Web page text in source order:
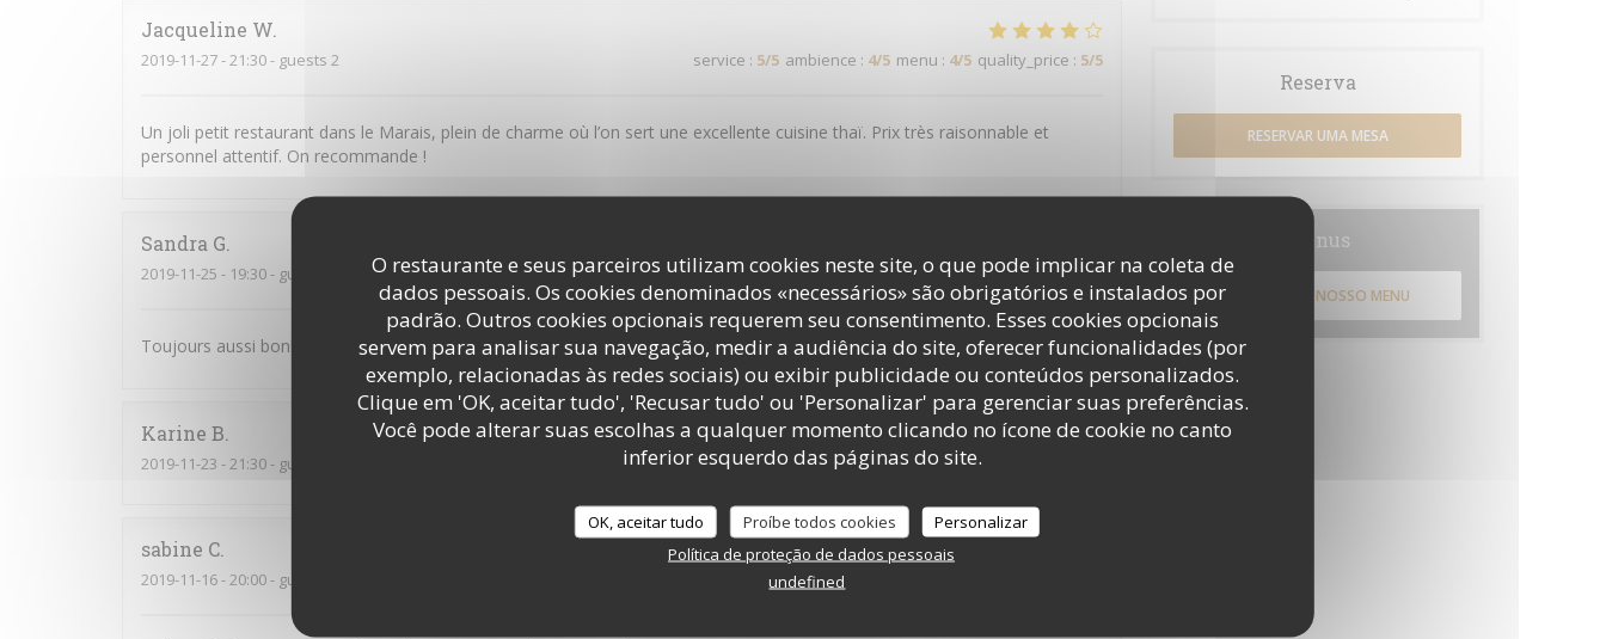
O restaurante e seus parceiros utilizam cookies neste site, o que pode implicar na coleta de
dados pessoais. Os cookies denominados «necessários» são obrigatórios e instalados por
padrão. Outros cookies opcionais requerem seu consentimento. Esses cookies opcionais
servem para analisar sua navegação, medir a audiência do site, oferecer funcionalidades (por
exemplo, relacionadas às redes sociais) ou exibir publicidade ou conteúdos personalizados.
Clique em 'OK, aceitar tudo', 'Recusar tudo' ou 'Personalizar' para gerenciar suas preferências.
Você pode alterar suas escolhas a qualquer momento clicando no ícone de cookie no canto
inferior esquerdo das páginas do site.
OK, aceitar tudo Proíbe todos cookies
Personalizar
Política de proteção de dados pessoais
undefined
Jacqueline W
2019-11-27- 21:30 - guests 2 service : 5/5 ambience : 4/5 menu : 4/5 quality_price : 5/5
Un joli petit restaurant dans le Marais, plein de charme où l’on sert une excellente cuisine thaï. Prix très raisonnable et
personnel attentif. On recommande !
Sandra G
2019-11-25 - 19:30 - guests 2 service :5/5 ambience:5 /5 menu :5/5 quality_price:5/5
Toujours aussi bon! Les plats manquent malgré tout d’un peu de piment
Karine B
2019-11-23 - 21:30 - guests 6 service:3/5 ambience:4/5 menu :4/5 quality_price
sabine C
2019-11-16- 20:00 - guests 4 /5 ambience
Reserva
RESERVAR UMA MESA
Menus
DESCUBRA O NOSSO MENU